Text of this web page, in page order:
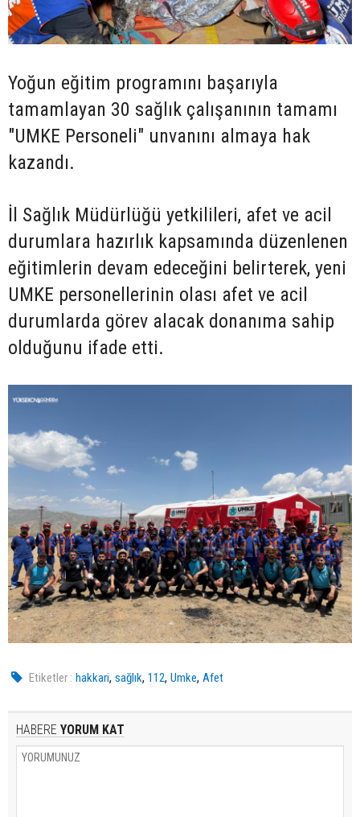
Yoğun eğitim programını başarıyla
tamamlayan 30 sağlık çalışanının tamamı
"UMKE Personeli" unvanını almaya hak
kazandı.
İl Sağlık Müdürlüğü yetkilileri, afet ve acil
durumlara hazırlık kapsamında düzenlenen
eğitimlerin devam edeceğini belirterek, yeni
UMKE personellerinin olası afet ve acil
durumlarda görev alacak donanıma sahip
olduğunu ifade etti.
Etiketler : hakkari,sağlık,112,Umke,Afet
HABERE YORUM KAT